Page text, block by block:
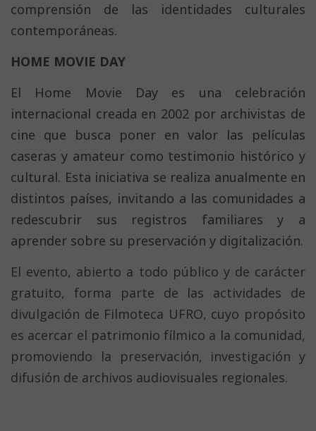
comprensión de las identidades culturales
contemporáneas.
HOME MOVIE DAY
El Home Movie Day es una celebración
internacional creada en 2002 por archivistas de
cine que busca poner en valor las películas
caseras y amateur como testimonio histórico y
cultural. Esta iniciativa se realiza anualmente en
distintos países, invitando a las comunidades a
redescubrir sus registros familiares y a
aprender sobre su preservación y digitalización.
El evento, abierto a todo público y de carácter
gratuito, forma parte de las actividades de
divulgación de Filmoteca UFRO, cuyo propósito
es acercar el patrimonio fílmico a la comunidad,
promoviendo la preservación, investigación y
difusión de archivos audiovisuales regionales.